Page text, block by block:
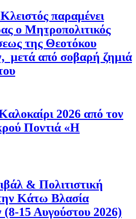
παραμένει
ο Μητροπολιτικός
της Θεοτόκου
μετά από σοβαρή ζημιά
2026 από τον
Ποντιά «Η
& Πολιτιστική
Κάτω Βλασία
15 Αυγούστου 2026)